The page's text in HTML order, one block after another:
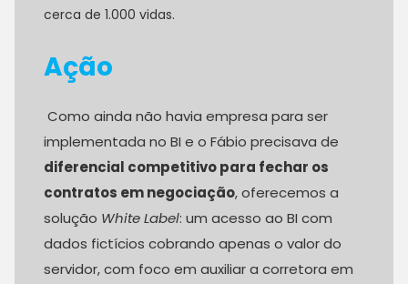
cerca de 1.000 vidas.
Ação
Como ainda não havia empresa para ser
implementada no BI e o Fábio precisava de
diferencial competitivo para fechar os
contratos em negociação, oferecemos a
solução White Label: um acesso ao BI com
dados fictícios cobrando apenas o valor do
servidor, com foco em auxiliar a corretora em